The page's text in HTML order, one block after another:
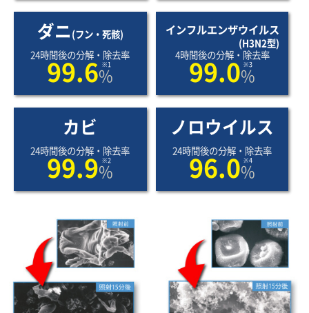
ダニ (フン・死骸)
24時間後の分解・除去率
※1
99.6%
インフルエンザウイルス
(H3N2型)
4時間後の分解・除去率
※3
99.0%
カビ
24時間後の分解・除去率
※2
99.9%
ノロウイルス
24時間後の分解・除去率
※4
96.0%